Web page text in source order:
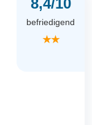
8,4/10
befriedigend
★★